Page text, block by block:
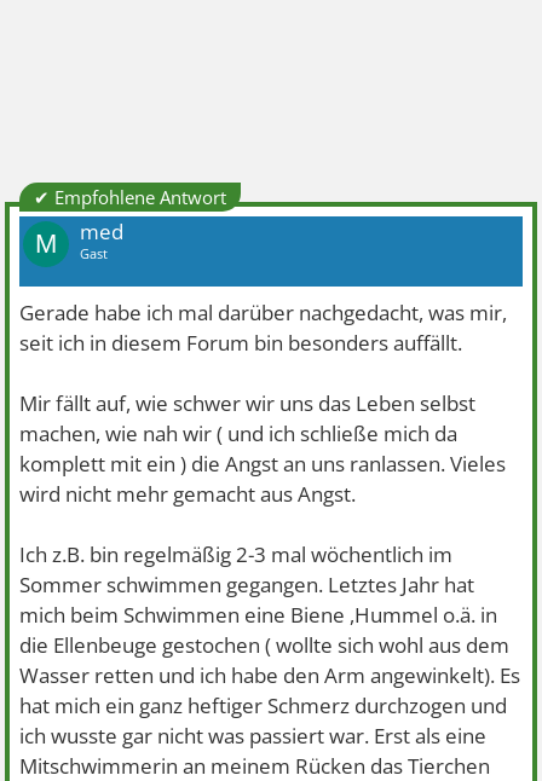
✔ Empfohlene Antwort
M med
Gast
Gerade habe ich mal darüber nachgedacht, was mir,
seit ich in diesem Forum bin besonders auffällt.
Mir fällt auf, wie schwer wir uns das Leben selbst
machen, wie nah wir ( und ich schließe mich da
komplett mit ein ) die Angst an uns ranlassen. Vieles
wird nicht mehr gemacht aus Angst.
Ich z.B. bin regelmäßig 2-3 mal wöchentlich im
Sommer schwimmen gegangen. Letztes Jahr hat
mich beim Schwimmen eine Biene ,Hummel o.ä. in
die Ellenbeuge gestochen ( wollte sich wohl aus dem
Wasser retten und ich habe den Arm angewinkelt). Es
hat mich ein ganz heftiger Schmerz durchzogen und
ich wusste gar nicht was passiert war. Erst als eine
Mitschwimmerin an meinem Rücken das Tierchen